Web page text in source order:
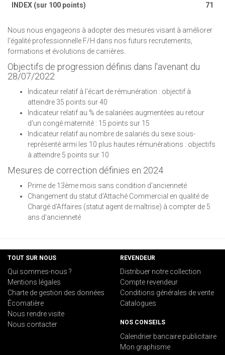
INDEX (sur 100 points) 71
Nous nous engageons à adopter des mesures visant à améliorer
l'égalité professionnelle F/H dans nos futurs recrutements,
formations et évolutions de carrières.
Objectifs de progression définis dans l'avenant du
28/07/2022
Indicateur relatif à l'écart de rémunération : objectif à
atteindre 35 points sur 40
Indicateur relatif au % de salariées augmentées au retour
d'un congé maternité : 15 points sur 15
Indicateur relatif au nombre de salariés du sexe sous-
représenté armi les 10 plus hautes rémunérations : objectifs
à atteindre 5 points sur 10
Mesures de correction définies en 2024
Prime de 13ème mois sans condition d'ancienneté
Changement du statut d'Attaché Commercial en qualité de
Chargé d'Affaires (statut agent de maîtrise) à compter de 5
ans d'ancienneté
TOUT SUR NOUS
Qui sommes-nous ?
Mentions légales
Charte de gestion des données
Écomatière
Nous rendre visite
Nous contacter
REVENDEUR
Distribuer notre collection
Compte revendeur
Conditions générales de vente
Catalogues
NOS CONSEILS
Calendrier bancaire publicitaire
Mon graphisme